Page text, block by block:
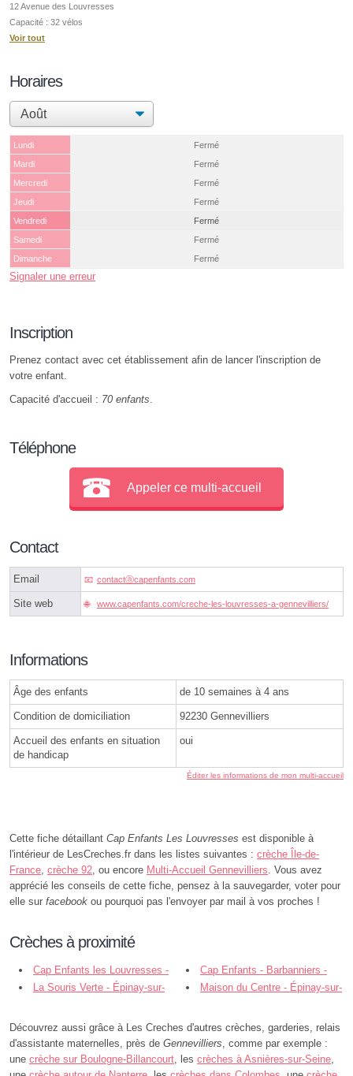
12 Avenue des Louvresses
Capacité : 32 vélos
Voir tout
Horaires
Lundi
Fermé
Mardi
Fermé
Mercredi
Fermé
Jeudi
Fermé
Vendredi
Fermé
Samedi
Fermé
Dimanche
Fermé
Signaler une erreur
Inscription
Prenez contact avec cet établissement afin de lancer l'inscription de
votre enfant.
Capacité d'accueil : 70 enfants.
Téléphone
Appeler ce multi-accueil
Contact
Email contactⓐcapenfants.com
Site web www.capenfants.com/creche-les-louvresses-a-gennevilliers/
Informations
Âge des enfants de 10 semaines à 4 ans
Condition de domiciliation 92230 Gennevilliers
Accueil des enfants en situation
de handicap
oui
Éditer les informations de mon multi-accueil
Cette fiche détaillant Cap Enfants Les Louvresses est disponible à
l'intérieur de LesCreches.fr dans les listes suivantes : crèche Île-de-
France, crèche 92, ou encore Multi-Accueil Gennevilliers. Vous avez
apprécié les conseils de cette fiche, pensez à la sauvegarder, voter pour
elle sur facebook ou pourquoi pas l'envoyer par mail à vos proches !
Crèches à proximité
Cap Enfants les Louvresses -
Gennevilliers
Cap Enfants - Barbanniers -
Gennevilliers
La Souris Verte - Épinay-sur-
Maison du Centre - Épinay-sur-
Découvrez aussi grâce à Les Creches d'autres crèches, garderies, relais
d'assistante maternelles, près de Gennevilliers, comme par exemple :
une crèche sur Boulogne-Billancourt, les crèches à Asnières-sur-Seine,